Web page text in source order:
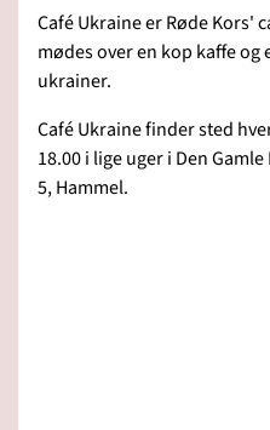
Café Ukraine er Røde Kors'
mødes over en kop kaffe og
ukrainer.
Café Ukraine finder sted
18.00 i lige uger i Den
5, Hammel.